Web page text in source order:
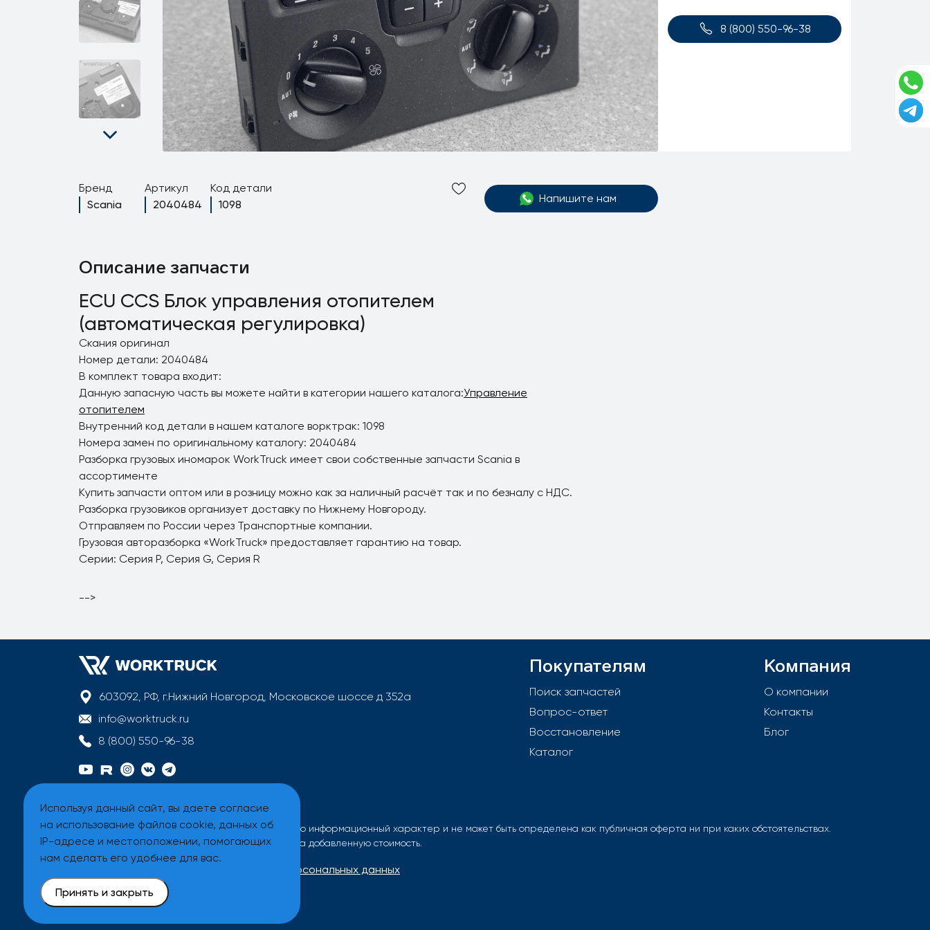
Используя данный сайт, вы даете согласие
на использование файлов cookie, данных об
IP-адресе и местоположении, помогающих
нам сделать его удобнее для вас.
Принять и закрыть
Бренд
Scania
Артикул
2040484
Код детали
1098
Напишите нам
8 (800) 550-96-38
Описание запчасти
ECU CCS Блок управления отопителем
(автоматическая регулировка)
Скания оригинал
Номер детали: 2040484
В комплект товара входит:
Данную запасную часть вы можете найти в категории нашего каталога:Управление
отопителем
Внутренний код детали в нашем каталоге ворктрак: 1098
Номера замен по оригинальному каталогу: 2040484
Разборка грузовых иномарок WorkTruck имеет свои собственные запчасти Scania в
ассортименте
Купить запчасти оптом или в розницу можно как за наличный расчёт так и по безналу с НДС.
Разборка грузовиков организует доставку по Нижнему Новгороду.
Отправляем по России через Транспортные компании.
Грузовая авторазборка «WorkTruck» предоставляет гарантию на товар.
Серии: Серия P, Серия G, Серия R
-->
603092, РФ, г.Нижний Новгород, Московское шоссе д 352а
info@worktruck.ru
8 (800) 550-96-38
Покупателям
Поиск запчастей
Вопрос-ответ
Восстановление
Каталог
Компания
О компании
Контакты
Блог
Вся информация на сайте имеет исключительно информационный характер и не может быть определена как публичная оферта ни при каких обстоятельствах.
Все цены на сайте указаны без учета налога на добавленную стоимость.
Политика обработки персональных данных